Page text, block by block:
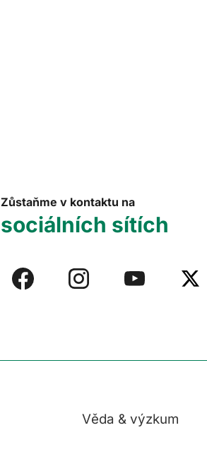
Zůstaňme v kontaktu na
sociálních sítích
Věda & výzkum